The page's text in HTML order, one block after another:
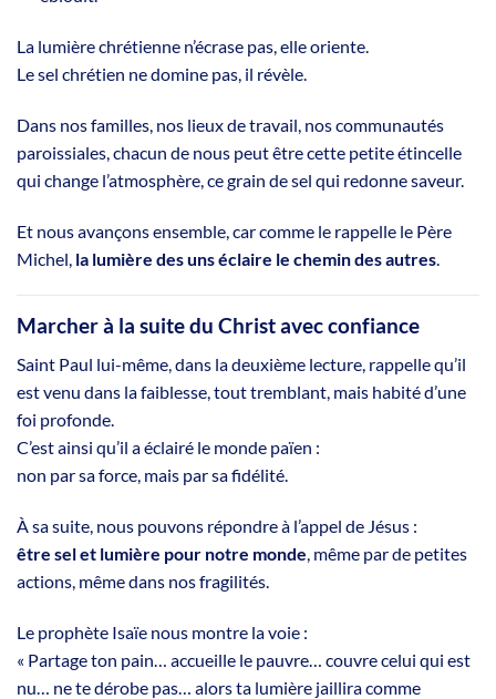
La lumière chrétienne n’écrase pas, elle oriente.
Le sel chrétien ne domine pas, il révèle.
Dans nos familles, nos lieux de travail, nos communautés
paroissiales, chacun de nous peut être cette petite étincelle
qui change l’atmosphère, ce grain de sel qui redonne saveur.
Et nous avançons ensemble, car comme le rappelle le Père
Michel, la lumière des uns éclaire le chemin des autres
Marcher à la suite du Christ avec confiance
Saint Paul lui-même, dans la deuxième lecture, rappelle qu’il
est venu dans la faiblesse, tout tremblant, mais habité d’une
foi profonde.
C’est ainsi qu’il a éclairé le monde païen :
non par sa force, mais par sa fidélité.
À sa suite, nous pouvons répondre à l’appel de Jésus :
être sel et lumière pour notre monde, même par de petites
actions, même dans nos fragilités.
Le prophète Isaïe nous montre la voie :
« Partage ton pain… accueille le pauvre… couvre celui qui est
nu… ne te dérobe pas… alors ta lumière jaillira comme